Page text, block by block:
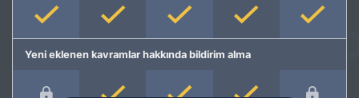
Yeni eklenen kavramlar hakkında bildirim alma